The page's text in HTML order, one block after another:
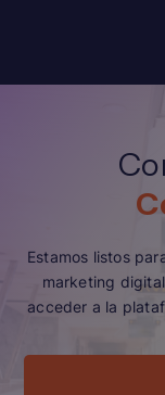
Estamos listos
marketing
acceder a la